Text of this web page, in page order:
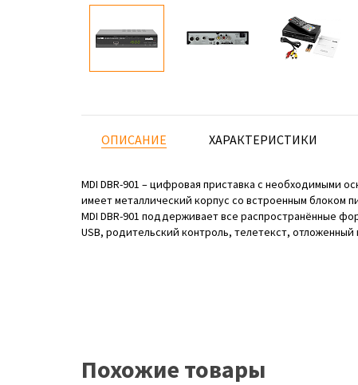
ОПИСАНИЕ ХАРАКТЕРИСТИКИ
MDI DBR-901 – цифровая приставка с необходимыми
имеет металлический корпус со встроенным блоком
MDI DBR-901 поддерживает все распространённые
USB, родительский контроль, телетекст, отложенный
Похожие товары